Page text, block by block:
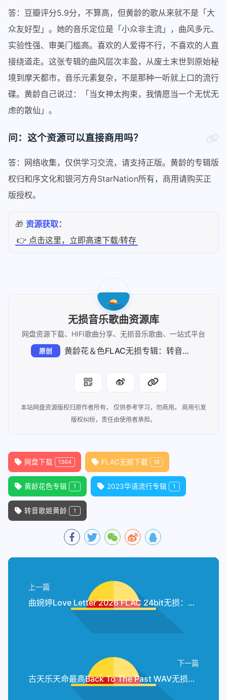
答：豆瓣评分5.9分，不算高，但黄龄的歌从来就不是「大
众友好型」。她的音乐定位是「小众非主流」，曲风多元、
实验性强、审美门槛高。喜欢的人爱得不行，不喜欢的人直
接绕道走。这张专辑的曲风层次丰盈，从废土末世到原始秘
境到摩天都市，音乐元素复杂，不是那种一听就上口的流行
碟。黄龄自己说过：「当女神太拘束，我情愿当一个无忧无
虑的散仙」。
问：这个资源可以直接商用吗？
答：网络收集，仅供学习交流，请支持正版。黄龄的专辑版
权归和序文化和银河方舟StarNation所有，商用请购买正
版授权。
🎁 资源获取：
👉 点击这里，立即高速下载/转存
无损音乐歌曲资源库
网盘资源下载、HIFI歌曲分享、无损音乐歌曲、一站式平台
原创 黄龄花＆色FLAC无损专辑：转音歌姬的年度女歌手之作
本站网盘资源版权归原作者所有， 仅供参考学习，勿商用。 商用引发
版权纠纷，责任由使用者承担。
网盘下载 1364 FLAC无损下载 18
黄龄花色专辑 1 2023华语流行专辑 1
转音歌姬黄龄 1
上一篇
曲婉婷Love Letter 2026 FLAC 24bit无损：情书里的双语告白
下一篇
古天乐天命最高Back To The Past WAV无损：项少龙25年后的情怀杀